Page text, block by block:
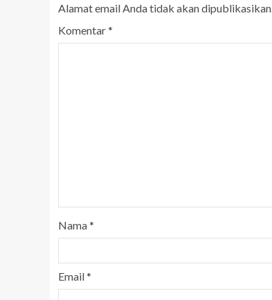
Alamat email Anda tidak akan dipublikasikan.
Komentar*
Nama*
Email*